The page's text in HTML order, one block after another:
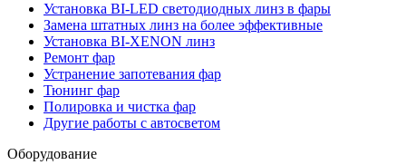
Установка BI-LED светодиодных линз в фары
Замена штатных линз на более эффективные
Установка BI-XENON линз
Ремонт фар
Устранение запотевания фар
Тюнинг фар
Полировка и чистка фар
Другие работы с автосветом
Оборудование